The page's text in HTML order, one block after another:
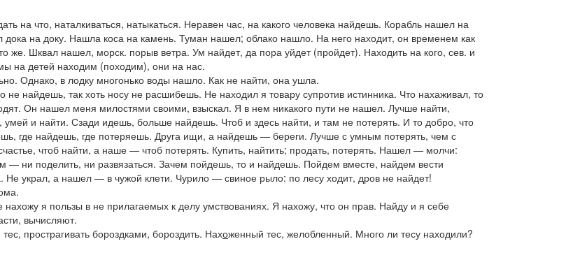
на что, наталкиваться, натыкаться. Неравен час, на какого человека найдешь. Корабль нашел на
на доку. Нашла коса на камень. Туман нашел; облако нашло. На него находит, он временем как
же. Шквал нашел, морск. порыв ветра. Ум найдет, да пора уйдет(пройдет). Находить на кого, сев. и
на детей находим (походим), они на нас.
Однако, в лодку многонько воды нашло. Как не найти, она ушла.
не найдешь, так хоть носу не расшибешь. Не находил я товару супротив истинника. Что нахаживал, то
Он нашел меня милостями своими, взыскал. Я в нем никакого пути не нашел. Лучше найти,
и найти. Сзади идешь, больше найдешь. Чтоб и здесь найти, и там не потерять. И то добро, что
где найдешь, где потеряешь. Друга ищи, а найдешь — береги. Лучше с умным потерять, чем с
чтоб найти, а наше — чтоб потерять. Купить, найтить; продать, потерять. Нашел — молчи:
— ни поделить, ни развязаться. Зачем пойдешь, то и найдешь. Пойдем вместе, найдем вести
украл, а нашел — в чужой клети. Чурило — свиное рыло: по лесу ходит, дров не найдет!
.
нахожу я пользы в не прилагаемых к делу умствованиях. Я нахожу, что он прав. Найду и я себе
вычисляют.
прострагивать бороздками, бороздить. Нахоженный тес, желобленный. Много ли тесу находили?